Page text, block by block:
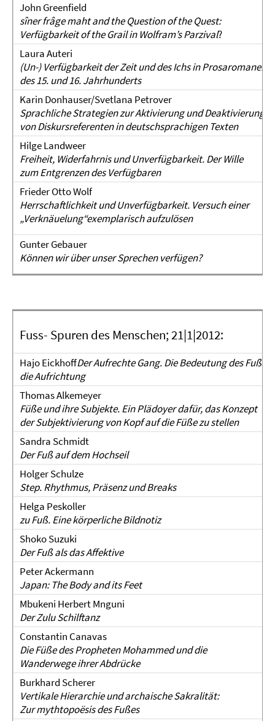
John Greenfield
sîner frâge maht and the Question of the Quest:
Verfügbarkeit of the Grail in Wolfram’s Parzival?
Laura Auteri
(Un-) Verfügbarkeit der Zeit und des Ichs in Prosaromanen
des 15. und 16. Jahrhunderts
Karin Donhauser/Svetlana Petrover
Sprachliche Strategien zur Aktivierung und Deaktivierung
von Diskursreferenten in deutschsprachigen Texten
Hilge Landweer
Freiheit, Widerfahrnis und Unverfügbarkeit. Der Wille
zum Entgrenzen des Verfügbaren
Frieder Otto Wolf
Herrschaftlichkeit und Unverfügbarkeit. Versuch einer
„Verknäuelung“exemplarisch aufzulösen
Gunter Gebauer
Können wir über unser Sprechen verfügen?
Fuss- Spuren des Menschen; 21|1|2012:
Hajo EickhoffDer Aufrechte Gang. Die Bedeutung des Fußes
dieAufrichtung
Thomas Alkemeyer
Füße und ihre Subjekte. Ein Plädoyer dafür, das Konzept
der Subjektivierung von Kopf auf die Füße zu stellen
Sandra Schmidt
Der Fuß auf dem Hochseil
Holger Schulze
Step. Rhythmus, Präsenz und Breaks
Helga Peskoller
zu Fuß. Eine körperliche Bildnotiz
Shoko Suzuki
Der Fuß als das Affektive
Peter Ackermann
Japan: The Body and its Feet
Mbukeni Herbert Mnguni
Der Zulu Schilftanz
Constantin Canavas
Die Füße des Propheten Mohammed und die
Wanderwege ihrer Abdrücke
Burkhard Scherer
Vertikale Hierarchie und archaische Sakralität:
Zur mythtopoësis des Fußes